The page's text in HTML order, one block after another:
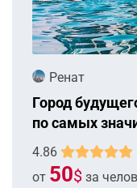
Ренат
Город
по самых
4.86
от 50$ за